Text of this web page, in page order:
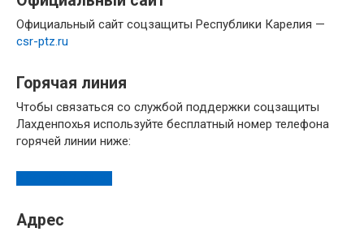
Официальный сайт соцзащиты Республики Карелия —
csr-ptz.ru
Горячая линия
Чтобы связаться со службой поддержки соцзащиты
Лахденпохья используйте бесплатный номер телефона
горячей линии ниже:
Адрес